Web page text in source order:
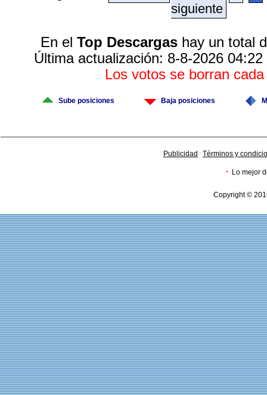
siguiente
En el Top Descargas hay un total
Última actualización: 8-8-2026
Los votos se borran
Sube posiciones Baja posiciones
Publicidad Términos y
· Lo mejor
Copyright ©